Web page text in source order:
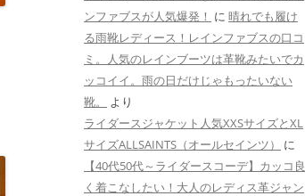
ンファブスが人気爆発！ に 晴れでも履け
る雨靴レディース！レインファブスの口コ
ミ。人気のレインブーツは革靴みたいでカ
ッコイイ。雨の日だけじゃもったいない
靴。
より
ライダースジャケット人気XXSサイズとXL
サイズALLSAINTS（オールセインツ）
に
【40代50代～ライダースコーデ】カッコ良
く着こなしたい！大人のレディス革ジャン